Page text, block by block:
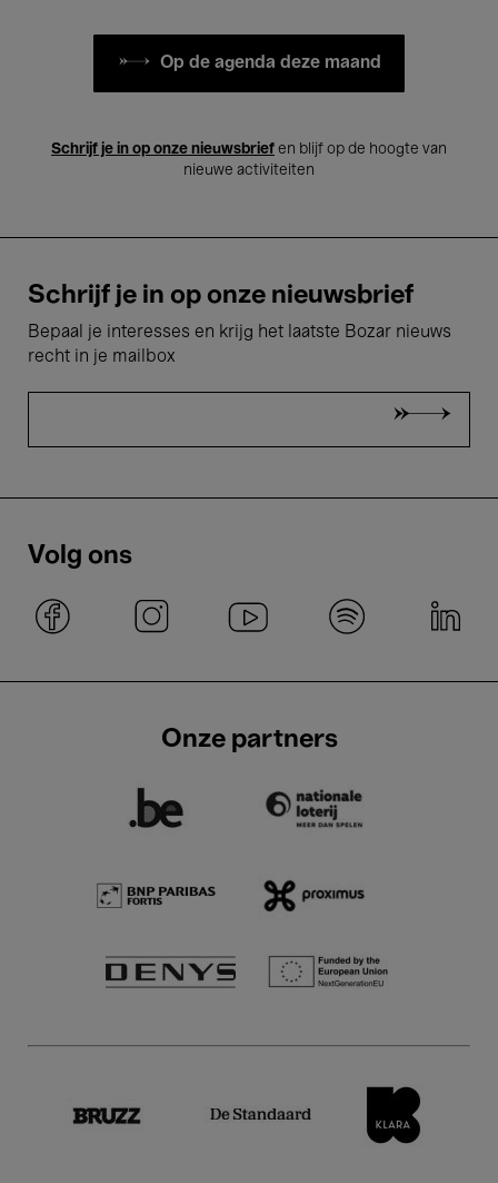
Op de agenda deze maand
Schrijf je in op onze nieuwsbrief en blijf op de hoogte van
nieuwe activiteiten
Schrijf je in op onze nieuwsbrief
Bepaal je interesses en krijg het laatste Bozar nieuws
recht in je mailbox
Volg ons
Onze partners